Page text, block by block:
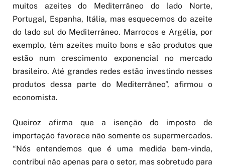
muitos azeites do Mediterrâneo do lado Norte,
Portugal, Espanha, Itália, mas esquecemos do azeite
do lado sul do Mediterrâneo. Marrocos e Argélia, por
exemplo, têm azeites muito bons e são produtos que
estão num crescimento exponencial no mercado
brasileiro. Até grandes redes estão investindo nesses
produtos dessa parte do Mediterrâneo”, afirmou o
economista.
Queiroz afirma que a isenção do imposto de
importação favorece não somente os supermercados.
“Nós entendemos que é uma medida bem-vinda,
contribui não apenas para o setor, mas sobretudo para